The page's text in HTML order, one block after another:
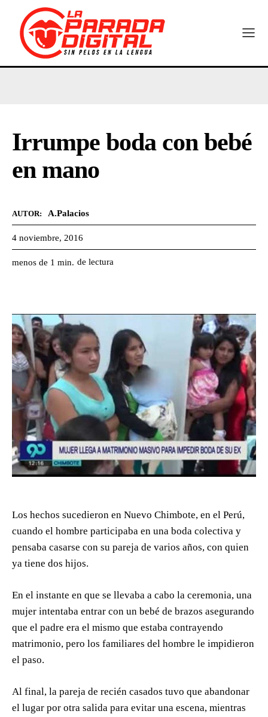
Irrumpe boda con bebé
en mano
AUTOR: A.Palacios
4 noviembre, 2016
menos de 1 min. de lectura
Los hechos sucedieron en Nuevo Chimbote, en el Perú,
cuando el hombre participaba en una boda colectiva y
pensaba casarse con su pareja de varios años, con quien
ya tiene dos hijos.
En el instante en que se llevaba a cabo la ceremonia, una
mujer intentaba entrar con un bebé de brazos asegurando
que el padre era el mismo que estaba contrayendo
matrimonio, pero los familiares del hombre le impidieron
el paso.
Al final, la pareja de recién casados tuvo que abandonar
el lugar por otra salida para evitar una escena, mientras